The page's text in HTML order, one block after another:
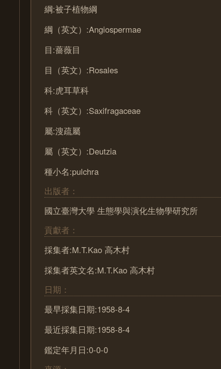
綱:被子植物綱
綱（英文）:Angiospermae
目:薔薇目
目（英文）:Rosales
科:虎耳草科
科（英文）:Saxifragaceae
屬:溲疏屬
屬（英文）:Deutzia
種小名:pulchra
出版者：
國立臺灣大學 生態學與演化生物學研究所
貢獻者：
採集者:M.T.Kao 高木村
採集者英文名:M.T.Kao 高木村
日期：
最早採集日期:1958-8-4
最近採集日期:1958-8-4
鑑定年月日:0-0-0